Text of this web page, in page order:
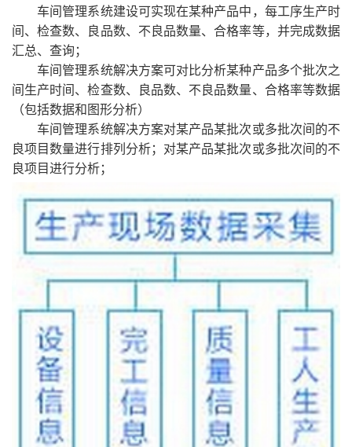
车间管理系统建设可实现在某种产品中，每工序生产时
间、检查数、良品数、不良品数量、合格率等，并完成数据
汇总、查询；
车间管理系统解决方案可对比分析某种产品多个批次之
间生产时间、检查数、良品数、不良品数量、合格率等数据
（包括数据和图形分析）
车间管理系统解决方案对某产品某批次或多批次间的不
良项目数量进行排列分析；对某产品某批次或多批次间的不
良项目进行分析；